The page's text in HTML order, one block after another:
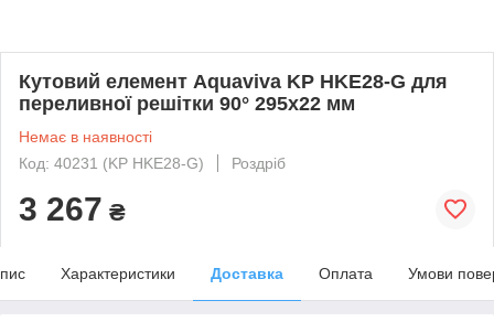
Кутовий елемент Aquaviva KP HKE28-G для
переливної решітки 90° 295х22 мм
Немає в наявності
Код: 40231 (KP HKE28-G)
Роздріб
3 267 ₴
Характеристики Доставка Оплата Умови